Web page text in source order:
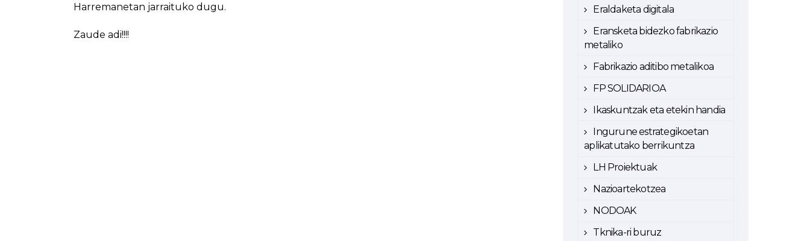
Harremanetan jarraituko dugu.
Zaude adi!!!!
Eraldaketa digitala
Eransketa bidezko fabrikazio
metaliko
Fabrikazio aditibo metalikoa
FP SOLIDARIOA
Ikaskuntzak eta etekin handia
Ingurune estrategikoetan
aplikatutako berrikuntza
LH Proiektuak
Nazioartekotzea
NODOAK
Tknika-ri buruz